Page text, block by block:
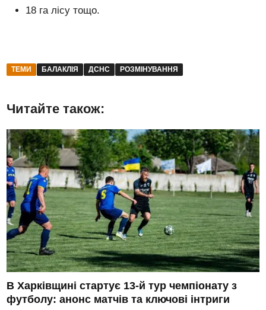
18 га лісу тощо.
ТЕМИ БАЛАКЛІЯ ДСНС РОЗМІНУВАННЯ
Читайте також:
В Харківщині стартує 13-й тур чемпіонату з
футболу: анонс матчів та ключові інтриги